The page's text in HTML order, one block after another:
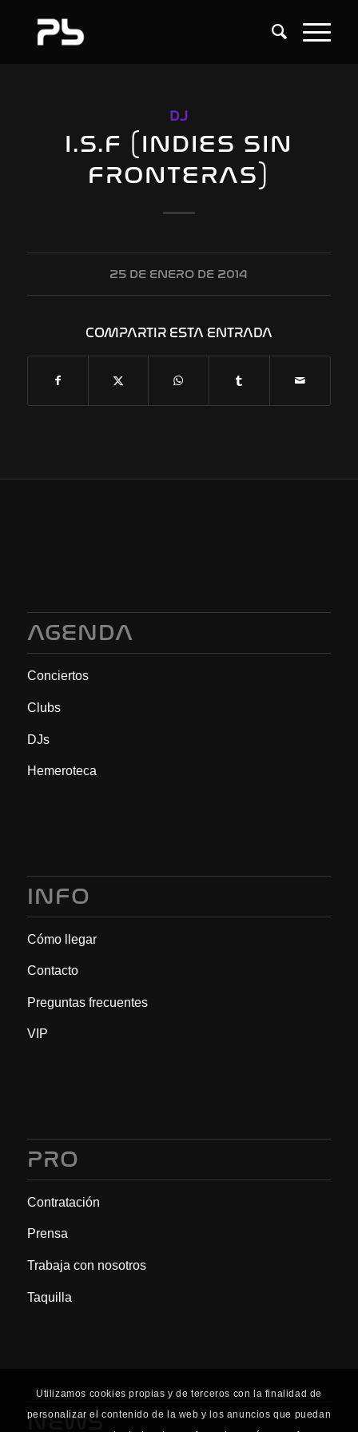
DJ
I.S.F (INDIES SIN
FRONTERAS)
25 DE ENERO DE 2014
COMPARTIR ESTA ENTRADA
AGENDA
Conciertos
Clubs
DJs
Hemeroteca
INFO
Cómo llegar
Contacto
Preguntas frecuentes
VIP
PRO
Contratación
Prensa
Trabaja con nosotros
Taquilla
NEWS
Utilizamos cookies propias y de terceros con la finalidad de
personalizar el contenido de la web y los anuncios que puedan